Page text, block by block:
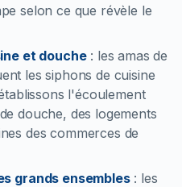
selon ce que révèle le
et douche: les amas de
les siphons de cuisine
l'écoulement
douche, des logements
des commerces de
grands ensembles: les